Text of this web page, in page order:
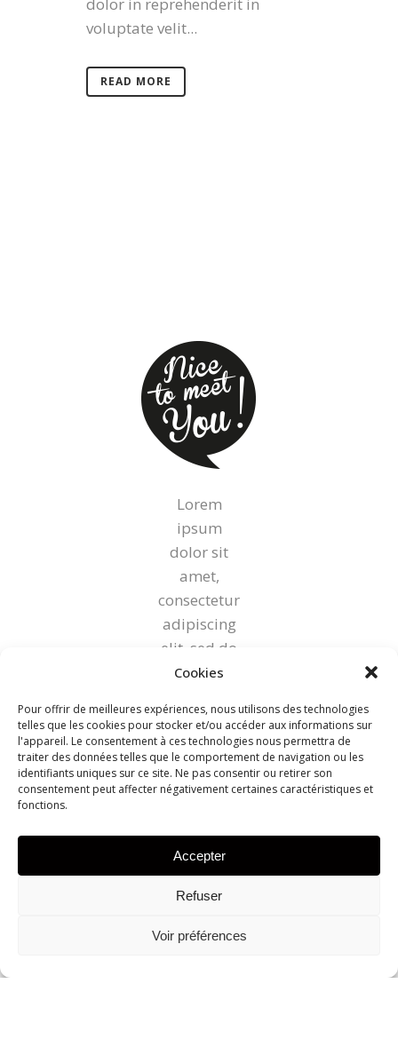
Cookies
Pour offrir de meilleures expériences, nous utilisons des technologies
telles que les cookies pour stocker et/ou accéder aux informations sur
l'appareil. Le consentement à ces technologies nous permettra de
traiter des données telles que le comportement de navigation ou les
identifiants uniques sur ce site. Ne pas consentir ou retirer son
consentement peut affecter négativement certaines caractéristiques et
fonctions.
Accepter
Refuser
Voir préférences
dolor in reprehenderit in
voluptate velit...
READ MORE
Lorem
ipsum
dolor sit
amet,
consectetur
adipiscing
elit, sed do
eiusmod
incididunt
ut labore et
dolore
magna
enim ad
minim
veniam